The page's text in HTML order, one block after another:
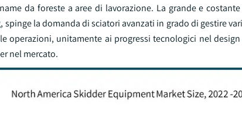
da foreste a aree di lavorazione. La grande e
la domanda di sciatori avanzati in grado di gestire
operazioni, unitamente ai progressi tecnologici nel
nel mercato.